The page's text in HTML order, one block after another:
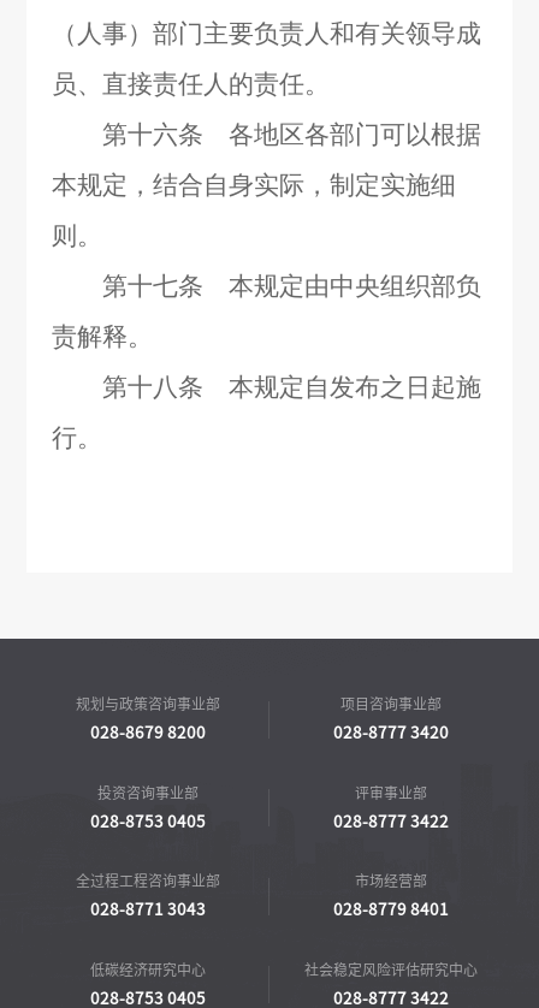
（人事）部门主要负责人和有关领导成
员、直接责任人的责任。
第十六条 各地区各部门可以根据
本规定，结合自身实际，制定实施细
则。
第十七条 本规定由中央组织部负
责解释。
第十八条 本规定自发布之日起施
行。
规划与政策咨询事业部
028-8679 8200
项目咨询事业部
028-8777 3420
投资咨询事业部
028-8753 0405
评审事业部
028-8777 3422
全过程工程咨询事业部
028-8771 3043
市场经营部
028-8779 8401
低碳经济研究中心
028-8753 0405
社会稳定风险评估研究中心
028-8777 3422